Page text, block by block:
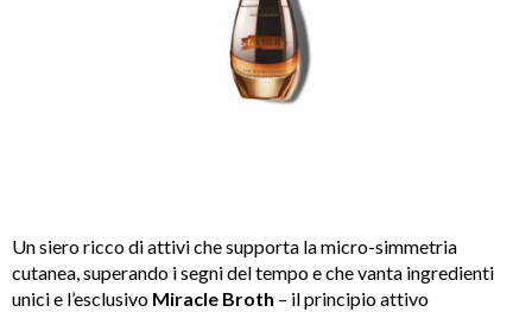
Unsiero ricco di attivi che supporta la micro-simmetria
cutanea, superando i segni del tempo eche vanta ingredienti
unici e l’esclusivo Miracle Broth – il principio attivo